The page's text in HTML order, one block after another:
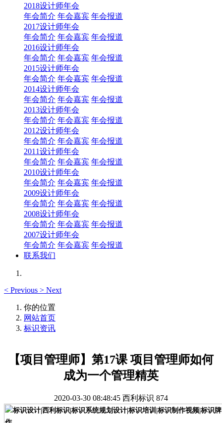
2018设计师年会
年会简介 年会嘉宾 年会报道
2017设计师年会
年会简介 年会嘉宾 年会报道
2016设计师年会
年会简介 年会嘉宾 年会报道
2015设计师年会
年会简介 年会嘉宾 年会报道
2014设计师年会
年会简介 年会嘉宾 年会报道
2013设计师年会
年会简介 年会嘉宾 年会报道
2012设计师年会
年会简介 年会嘉宾 年会报道
2011设计师年会
年会简介 年会嘉宾 年会报道
2010设计师年会
年会简介 年会嘉宾 年会报道
2009设计师年会
年会简介 年会嘉宾 年会报道
2008设计师年会
年会简介 年会嘉宾 年会报道
2007设计师年会
年会简介 年会嘉宾 年会报道
联系我们
< Previous > Next
你的位置
网站首页
标识资讯
【项目管理师】第17课 项目管理师如何
成为一个管理精英
2020-03-30 08:48:45 西利标识 874